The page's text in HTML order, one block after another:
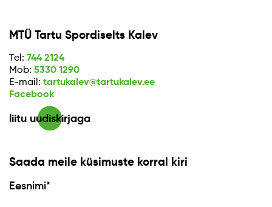
MTÜ Tartu Spordiselts Kalev
Tel: 744 2124
Mob: 5330 1290
E-mail: tartukalev@tartukalev.ee
Facebook
liitu uudiskirjaga
Saada meile küsimuste korral kiri
Eesnimi*